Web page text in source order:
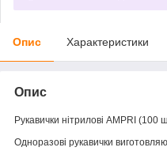
Опис Характеристики
Опис
Рукавички нітрилові AMPRI (100
Одноразові рукавички